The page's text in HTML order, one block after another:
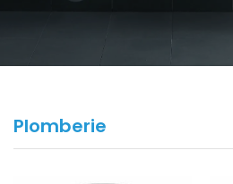
Plomberie